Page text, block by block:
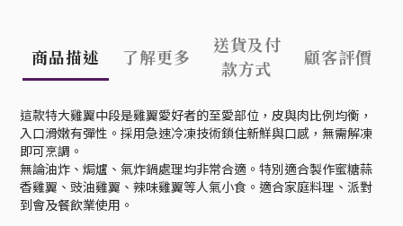
商品描述 了解更多
送貨及付
款方式
顧客評價
這款特大雞翼中段是雞翼愛好者的至愛部位，皮與肉比例均衡，
入口滑嫩有彈性。採用急速冷凍技術鎖住新鮮與口感，無需解凍
即可烹調。
無論油炸、焗爐、氣炸鍋處理均非常合適。特別適合製作蜜糖蒜
香雞翼、豉油雞翼、辣味雞翼等人氣小食。適合家庭料理、派對
到會及餐飲業使用。